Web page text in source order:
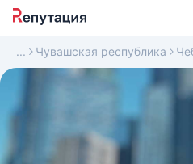
Чувашская республика